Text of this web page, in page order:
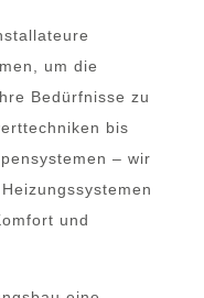
um die
Bedürfnisse zu
bis
– wir
und